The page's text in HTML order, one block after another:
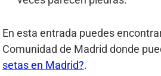
En esta entrada puedes
Comunidad de Madrid donde
setas en Madrid?.